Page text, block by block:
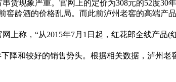
现象严重。官网上的定价为308元的52度30
龄酒的价格乱局。而此前泸州老窖的高端产
称，“从2015年7月1日起，红花郎全线产品(
和较好的销售势头。根据相关数据，泸州老